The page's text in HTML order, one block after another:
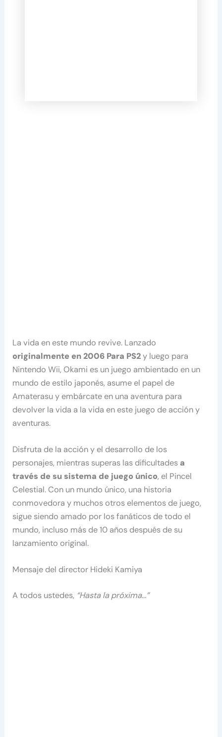
La vida en este mundo revive. Lanzado
originalmente en 2006 Para PS2y luego para
Nintendo Wii, Okami es un juego ambientado en un
mundo de estilo japonés, asume el papel de
Amaterasu y embárcate en una aventura para
devolver la vida a la vida en este juego de acción y
aventuras.
Disfruta de la acción y el desarrollo de los
personajes, mientras superas las dificultades a
través de su sistema de juego único, el Pincel
Celestial. Con un mundo único, una historia
conmovedora y muchos otros elementos de juego,
sigue siendo amado por los fanáticos de todo el
mundo, incluso más de 10 años después de su
lanzamiento original.
Mensaje del director Hideki Kamiya
A todos ustedes, “Hasta la próxima…”